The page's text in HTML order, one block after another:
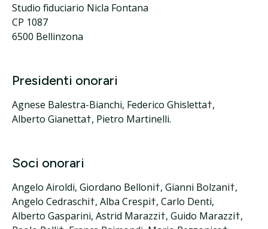
Studio fiduciario Nicla Fontana
CP 1087
6500 Bellinzona
Presidenti onorari
Agnese Balestra-Bianchi, Federico Ghisletta†,
Alberto Gianetta†, Pietro Martinelli.
Soci onorari
Angelo Airoldi, Giordano Belloni†, Gianni Bolzani†,
Angelo Cedraschi†, Alba Crespi†, Carlo Denti,
Alberto Gasparini, Astrid Marazzi†, Guido Marazzi†,